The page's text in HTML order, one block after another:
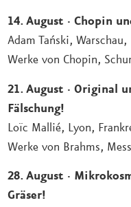
14. August · Chopin
Adam Tański, Warschau,
Werke von Chopin,
21. August · Original
Loïc Mallié, Lyon,
Werke von Brahms,
28. August ·